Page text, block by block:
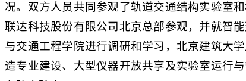
况。双方人员共同参观了轨道交通结构实验室
联达科技股份有限公司北京总部参观，并就智
与交通工程学院进行调研和学习，北京建筑大
造专业建设、大型仪器开放共享及实验室运行